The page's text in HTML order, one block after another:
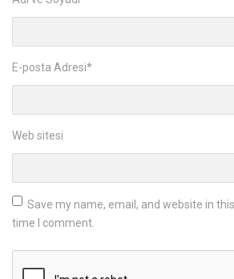
E-posta Adresi*
Web sitesi
Save my name, email, and website in
time I comment.